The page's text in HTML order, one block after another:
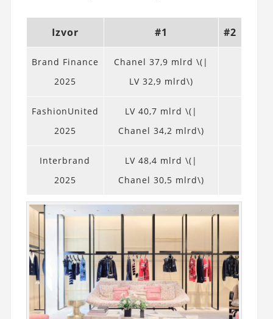
Izvor #1 #2
Brand Finance
2025
Chanel 37,9 mlrd \(|
LV 32,9 mlrd\)
FashionUnited
2025
LV 40,7 mlrd \(|
Chanel 34,2 mlrd\)
Interbrand
2025
LV 48,4 mlrd \(|
Chanel 30,5 mlrd\)